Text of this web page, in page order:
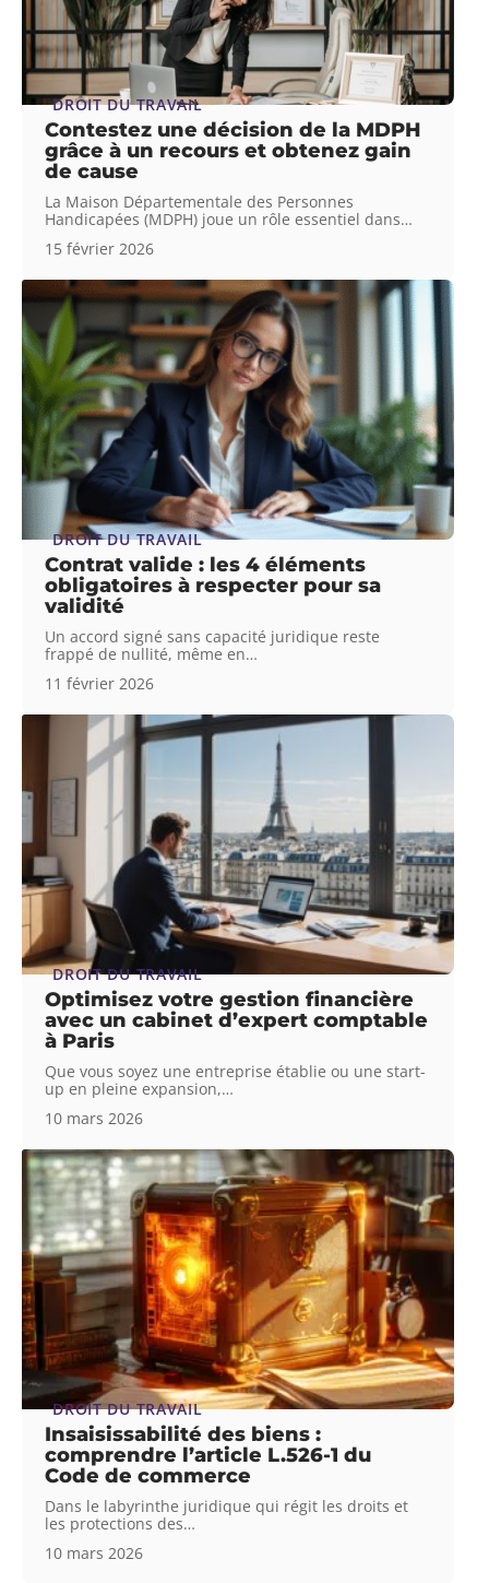
DROIT DU TRAVAIL
Contestez une décision de la MDPH
grâce à un recours et obtenez gain
de cause
La Maison Départementale des Personnes
Handicapées (MDPH) joue un rôle essentiel dans…
15 février 2026
DROIT DU TRAVAIL
Contrat valide : les 4 éléments
obligatoires à respecter pour sa
validité
Un accord signé sans capacité juridique reste
frappé de nullité, même en…
11 février 2026
DROIT DU TRAVAIL
Optimisez votre gestion financière
avec un cabinet d’expert comptable
à Paris
Que vous soyez une entreprise établie ou une start-
up en pleine expansion,…
10 mars 2026
DROIT DU TRAVAIL
Insaisissabilité des biens :
comprendre l’article L.526-1 du
Code de commerce
Dans le labyrinthe juridique qui régit les droits et
les protections des…
10 mars 2026